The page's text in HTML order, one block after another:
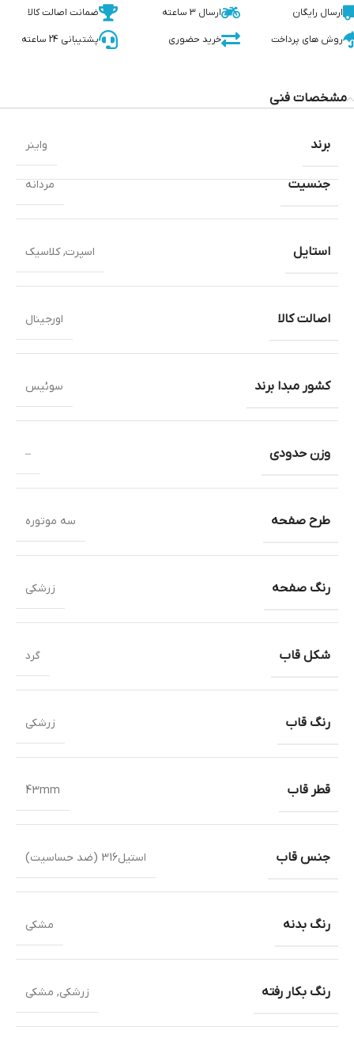
ارسال رایگان ارسال 3 ساعته ضمانت اصالت کالا
روش های پرداخت خرید حضوری پشتیبانی 24 ساعته
مشخصات فنی
جنسیت مردانه
استایل اسپرت,کلاسیک
اصالت کالا اورجینال
کشور مبدا برند سوئیس
وزن حدودی –
طرح صفحه سه موتوره
رنگ صفحه زرشکی
شکل قاب گرد
رنگ قاب زرشکی
قطر قاب 43mm
جنس قاب استیل316 (ضد حساسیت)
رنگ بدنه مشکی
رنگ بکار رفته زرشکی, مشکی
برند واینر